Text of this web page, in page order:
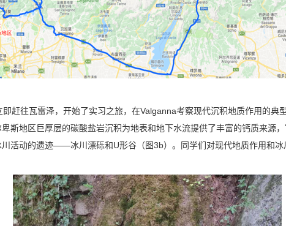
即赶往瓦雷泽，开始了实习之旅，在Valganna考察现代沉积地质作用的
斯地区巨厚层的碳酸盐岩沉积为地表和地下水流提供了丰富的钙质来源
活动的遗迹——冰川漂砾和U形谷（图3b）。同学们对现代地质作用和